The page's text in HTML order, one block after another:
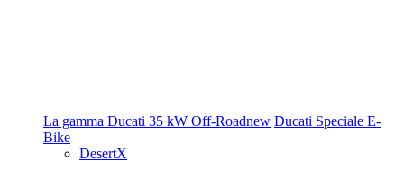
La gamma Ducati 35 kW Off-Roadnew Ducati Speciale E-
Bike
DesertX